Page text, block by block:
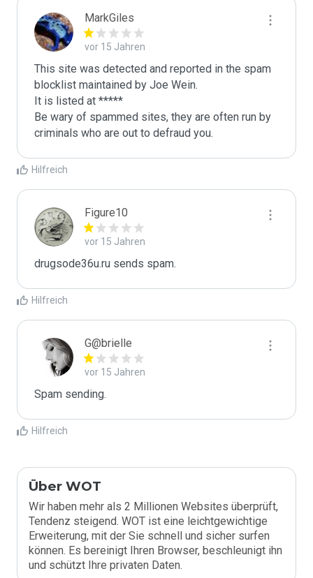
MarkGiles
vor 15 Jahren
This site was detected and reported in the spam
blocklist maintained by Joe Wein.
It is listed at *****
Be wary of spammed sites, they are often run by
criminals who are out to defraud you.
Hilfreich
Figure10
vor 15 Jahren
drugsode36u.ru sends spam.
Hilfreich
G@brielle
vor 15 Jahren
Spam sending.
Hilfreich
Über WOT
Wir haben mehr als 2 Millionen Websites überprüft,
Tendenz steigend. WOT ist eine leichtgewichtige
Erweiterung, mit der Sie schnell und sicher surfen
können. Es bereinigt Ihren Browser, beschleunigt ihn
und schützt Ihre privaten Daten.